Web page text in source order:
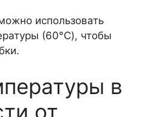
использовать
(60°C), чтобы
в
от